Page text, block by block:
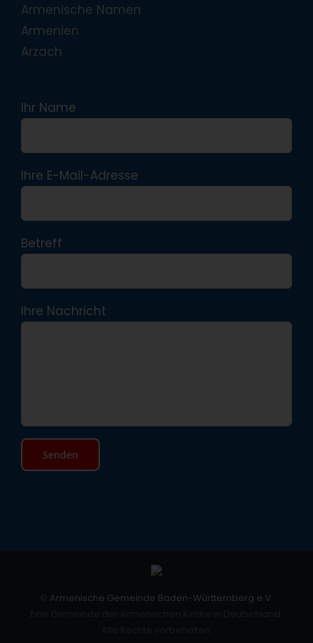
Armenische Namen
Armenien
Arzach
Ihr Name
Ihre E-Mail-Adresse
Betreff
Ihre Nachricht
Armenische Gemeinde Baden-Württemberg e.V.